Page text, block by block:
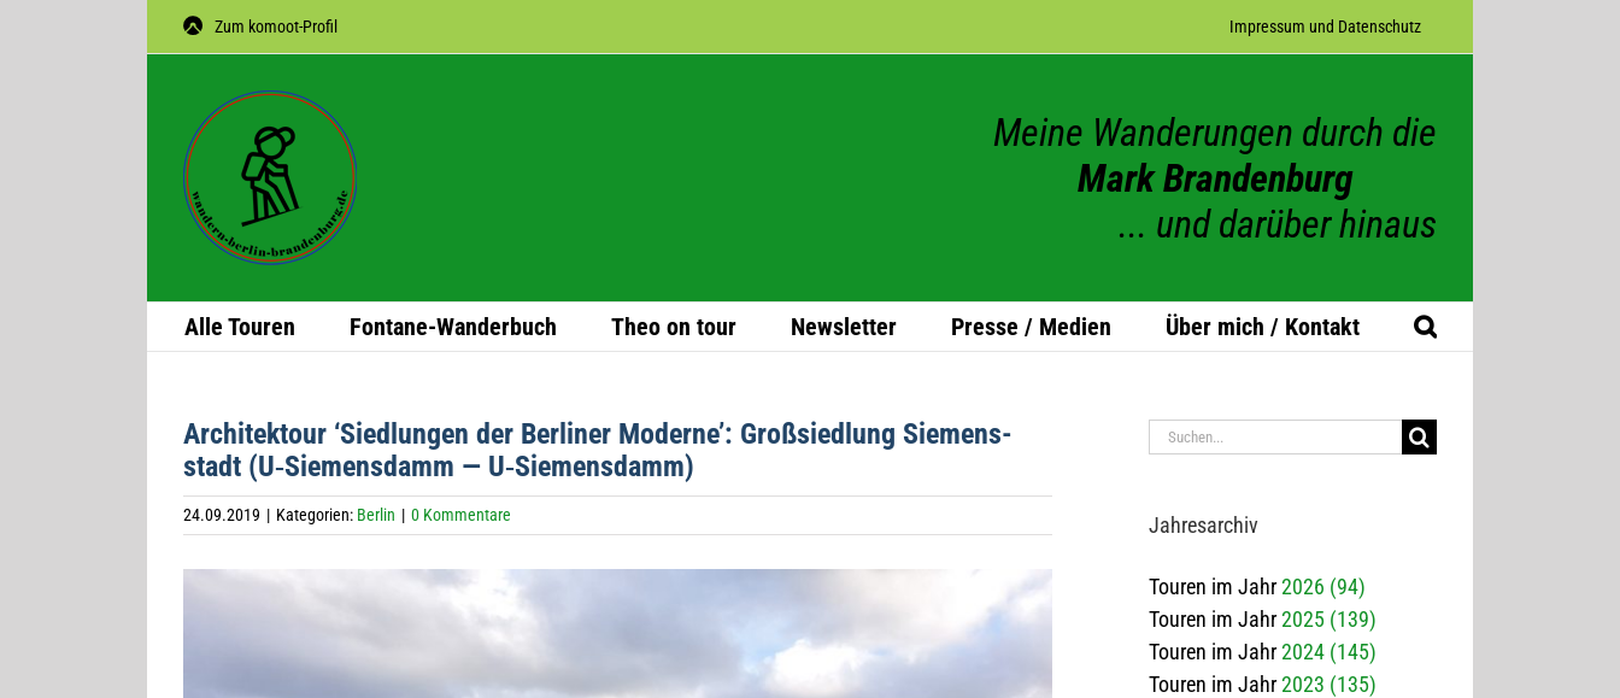
Zum komoot-Profil Impres­sum und Datenschutz
Meine Wanderungen durch die
Mark Brandenburg
... und darüber hinaus
Alle Tou­ren Fon­­tane-Wan­­der­­buch Theo on tour News­let­ter Presse / Medien Über mich / Kontakt
Archi­tek­tour ‘Sied­lun­gen der Ber­li­ner Moderne’: Groß­sied­lung Sie­mens­
stadt (U‑Siemensdamm — U‑Siemensdamm)
24.09.2019 | Kategorien: Berlin | 0 Kommentare
Suche
Jah­res­ar­chiv
Touren im Jahr2026 (94)
Touren im Jahr2025 (139)
Touren im Jahr2024 (145)
Touren im Jahr2023 (135)